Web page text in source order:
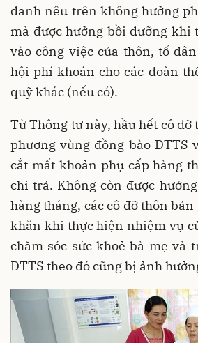
danh nêu trên không hưởng
mà được hưởng bồi dưỡng khi
vào công việc của thôn, tổ
hội phí khoán cho các đoàn
quỹ khác (nếu có).
Từ Thông tư này, hầu hết cô đỡ
phương vùng đồng bào DTTS
cắt mất khoản phụ cấp hàng
chi trả. Không còn được
hàng tháng, các cô đỡ thôn
khăn khi thực hiện nhiệm vụ
chăm sóc sức khoẻ bà mẹ và
DTTS theo đó cũng bị ảnh